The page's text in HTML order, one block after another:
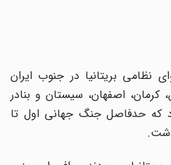
بریتانیا در جنوب ایران
اصفهان، سیستان و بنادر
که حدفاصل جنگ جهانی اول تا